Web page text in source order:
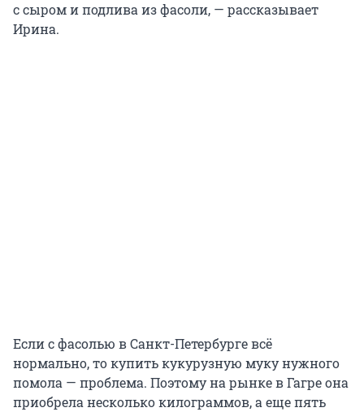
с сыром и подлива из фасоли, — рассказывает
Ирина.
Если с фасолью в Санкт-Петербурге всё
нормально, то купить кукурузную муку нужного
помола — проблема. Поэтому на рынке в Гагре она
приобрела несколько килограммов, а еще пять